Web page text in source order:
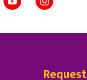
Request